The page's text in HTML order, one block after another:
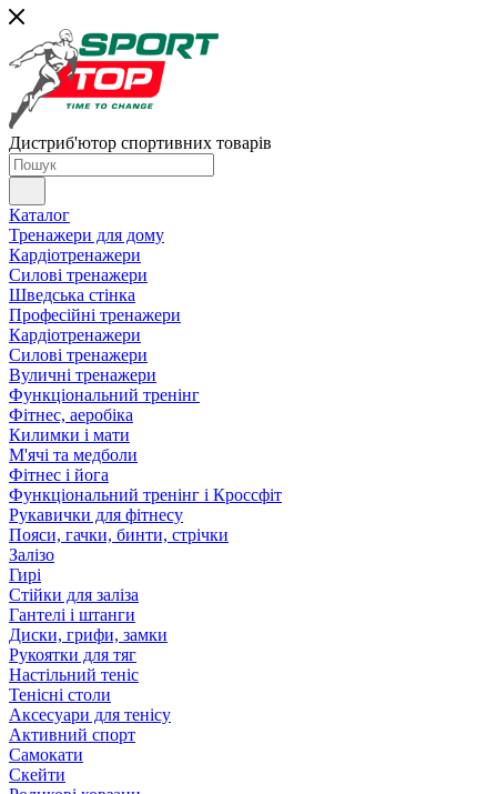
Дистриб'ютор спортивних товарів
Каталог
Тренажери для дому
Кардіотренажери
Силові тренажери
Шведська стінка
Професійні тренажери
Кардіотренажери
Силові тренажери
Вуличні тренажери
Функціональний тренінг
Фітнес, аеробіка
Килимки і мати
М'ячі та медболи
Фітнес і йога
Функціональний тренінг і Кроссфіт
Рукавички для фітнесу
Пояси, гачки, бинти, стрічки
Залізо
Гирі
Стійки для заліза
Гантелі і штанги
Диски, грифи, замки
Рукоятки для тяг
Настільний теніс
Тенісні столи
Аксесуари для тенісу
Активний спорт
Самокати
Скейти